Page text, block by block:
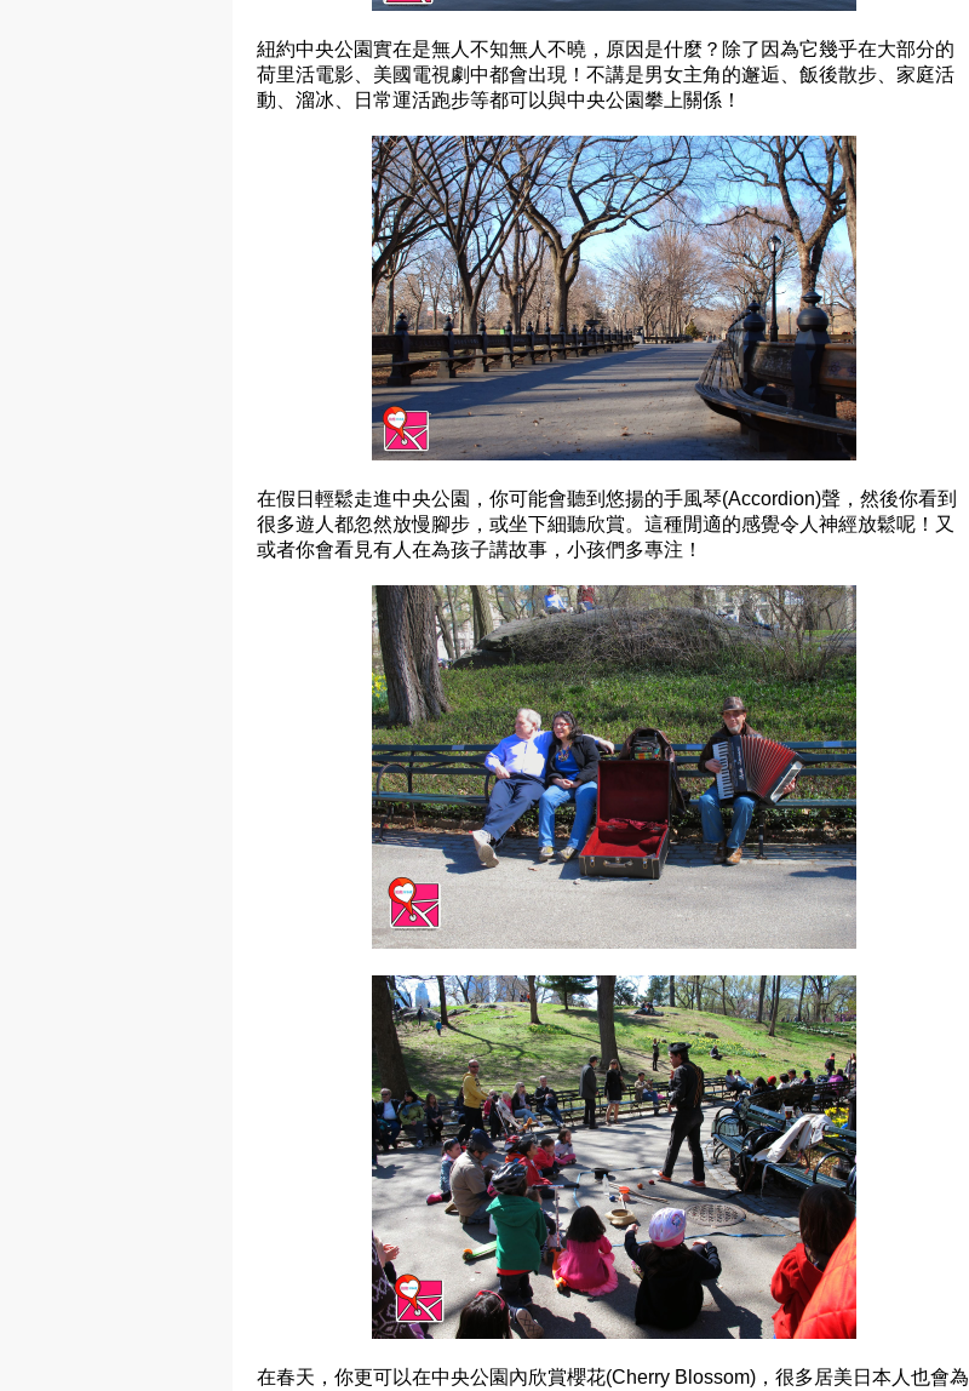
紐約中央公園實在是無人不知無人不曉，原因是什麼？除了因為它幾乎在大部分的
荷里活電影、美國電視劇中都會出現！不講是男女主角的邂逅、飯後散步、家庭活
動、溜冰、日常運活跑步等都可以與中央公園攀上關係！
在假日輕鬆走進中央公園，你可能會聽到悠揚的手風琴(Accordion)聲，然後你看到
很多遊人都忽然放慢腳步，或坐下細聽欣賞。這種閒適的感覺令人神經放鬆呢！又
或者你會看見有人在為孩子講故事，小孩們多專注！
在春天，你更可以在中央公園內欣賞櫻花(Cherry Blossom)，很多居美日本人也會為